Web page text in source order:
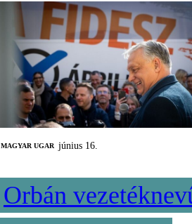
MAGYAR UGAR június 16.
Orbán